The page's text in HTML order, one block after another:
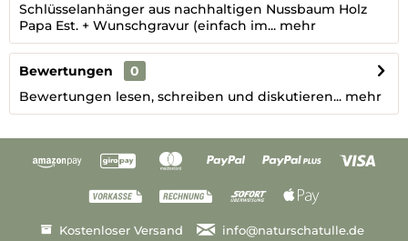
Schlüsselanhänger aus nachhaltigen Nussbaum Holz
Papa Est. + Wunschgravur (einfach im... mehr
Bewertungen
0
Bewertungen lesen, schreiben und diskutieren... mehr
Kostenloser Versand info@naturschatulle.de